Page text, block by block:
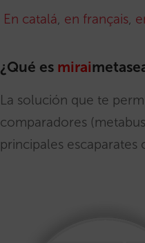
En catalá, en français,
¿Qué es mirai
La solución que te
comparadores
principales